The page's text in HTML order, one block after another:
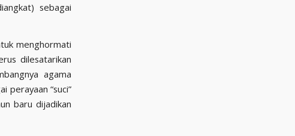
sebagai
menghormati
dilesatarikan
agama
perayaan “suci”
baru dijadikan